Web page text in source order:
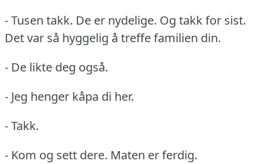
- Tusen takk. De er nydelige. Og takk for sist.
Det var så hyggelig å treffe familien din.
- De likte deg også.
- Jeg henger kåpa di her.
- Takk.
- Kom og sett dere. Maten er ferdig.